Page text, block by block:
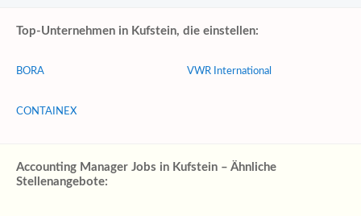
Top-Unternehmen in Kufstein, die einstellen:
BORA
CONTAINEX
VWR International
Accounting Manager Jobs in Kufstein – Ähnliche
Stellenangebote: